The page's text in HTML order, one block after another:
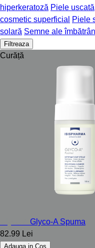
hiperkeratoză Piele uscată
cosmetic superficial
Piele
solară Semne ale
Filtreaza
Curăță
Glyco-A Spuma
82.99 Lei
Adauga in Cos